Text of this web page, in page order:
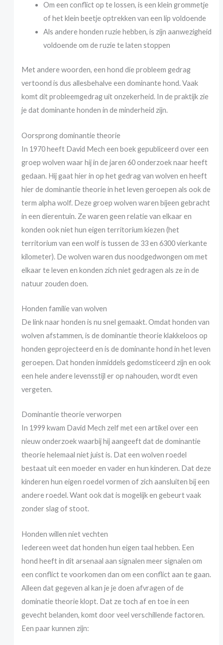
Om een conflict op te lossen, is een klein grommetje
of het klein beetje optrekken van een lip voldoende
Als andere honden ruzie hebben, is zijn aanwezigheid
voldoende om de ruzie te laten stoppen
Met andere woorden, een hond die probleem gedrag
vertoond is dus allesbehalve een dominante hond. Vaak
komt dit probleemgedrag uit onzekerheid. In de praktijk zie
je dat dominante honden in de minderheid zijn.
Oorsprong dominantie theorie
In 1970 heeft David Mech een boek gepubliceerd over een
groep wolven waar hij in de jaren 60 onderzoek naar heeft
gedaan. Hij gaat hier in op het gedrag van wolven en heeft
hier de dominantie theorie in het leven geroepen als ook de
term alpha wolf. Deze groep wolven waren bijeen gebracht
in een dierentuin. Ze waren geen relatie van elkaar en
konden ook niet hun eigen territorium kiezen (het
territorium van een wolf is tussen de 33 en 6300 vierkante
kilometer). De wolven waren dus noodgedwongen om met
elkaar te leven en konden zich niet gedragen als ze in de
natuur zouden doen.
Honden familie van wolven
De link naar honden is nu snel gemaakt. Omdat honden van
wolven afstammen, is de dominantie theorie klakkeloos op
honden geprojecteerd en is de dominante hond in het leven
geroepen. Dat honden inmiddels gedomsticeerd zijn en ook
een hele andere levensstijl er op nahouden, wordt even
vergeten.
Dominantie theorie verworpen
In 1999 kwam David Mech zelf met een artikel over een
nieuw onderzoek waarbij hij aangeeft dat de dominantie
theorie helemaal niet juist is. Dat een wolven roedel
bestaat uit een moeder en vader en hun kinderen. Dat deze
kinderen hun eigen roedel vormen of zich aansluiten bij een
andere roedel. Want ook dat is mogelijk en gebeurt vaak
zonder slag of stoot.
Honden willen niet vechten
Iedereen weet dat honden hun eigen taal hebben. Een
hond heeft in dit arsenaal aan signalen meer signalen om
een conflict te voorkomen dan om een conflict aan te gaan.
Alleen dat gegeven al kan je je doen afvragen of de
dominatie theorie klopt. Dat ze toch af en toe in een
gevecht belanden, komt door veel verschillende factoren.
Een paar kunnen zijn: